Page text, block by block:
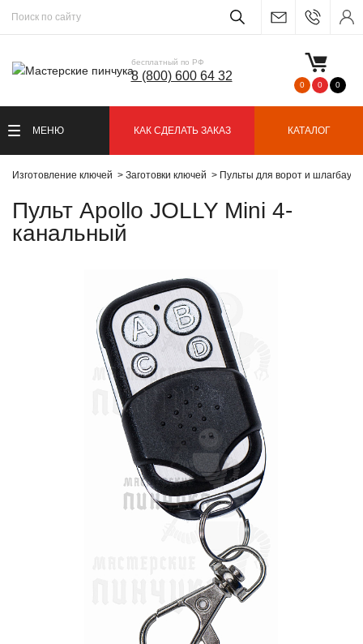
бесплатный по РФ
8 (800) 600 64 32
0 0 0
МЕНЮ КАК СДЕЛАТЬ ЗАКАЗ КАТАЛОГ
Изготовление ключей Заготовки ключей Пульты для ворот и
Пульт Apollo JOLLY Mini 4-
канальный